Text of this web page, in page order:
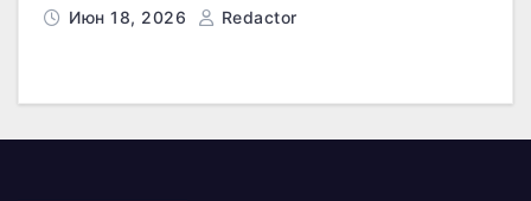
Июн 18, 2026 Redactor